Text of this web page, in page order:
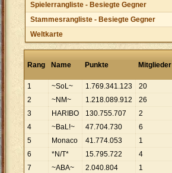
Spielerrangliste - Besiegte Gegner
Stammesrangliste - Besiegte Gegner
Weltkarte
Rang Name Punkte Mitglieder
1
~SoL~ 1.769.341.123 20
2
~NM~ 1.218.089.912 26
3
HARIBO 130.755.707 2
4
~BaL!~ 47.704.730 6
5
Monaco 41.774.053 1
6
*N/T* 15.795.722 4
7
~ABA~ 2.040.804 1